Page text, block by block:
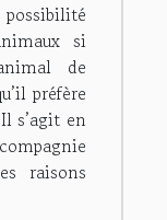
si
de
préfère
s’agit en
raisons